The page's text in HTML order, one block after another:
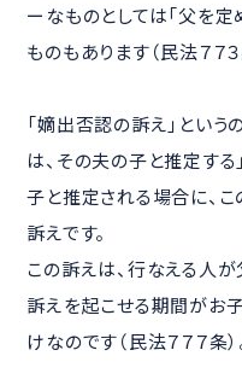
ーなものとしては「父を定
ものもあります（民法７７３
「嫡出否認の訴え」とい
は、その夫の子と推定する
子と推定される場合に、
訴えです。
この訴えは、行なえる人が
訴えを起こせる期間がお
けなのです（民法７７７条）